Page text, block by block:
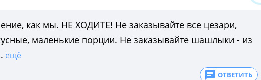
как мы. НЕ ХОДИТЕ! Не заказывайте все цезари,
маленькие порции. Не заказывайте шашлыки - из
ещё
ОТВЕТИТЬ